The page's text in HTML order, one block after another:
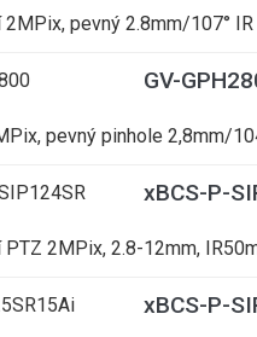
pevný 2.8mm/107° IR
GV-
pevný pinhole 2,8mm/
xBCS-P-
2MPix, 2.8-12mm,
xBCS-P-